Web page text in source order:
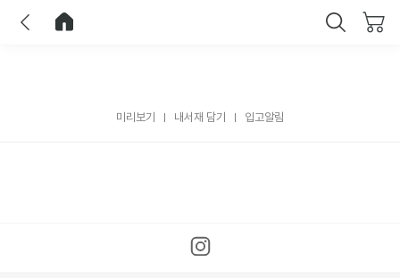
미리보기 내서재 담기 입고알림